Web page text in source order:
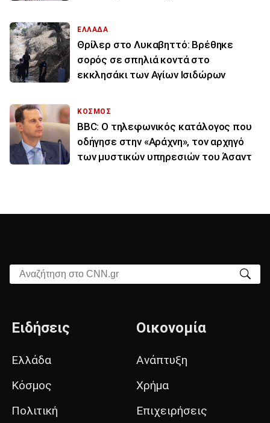
ΕΛΛΑΔΑ
Θρίλερ στο Λυκαβηττό: Βρέθηκε
σορός σε σπηλιά κοντά στο
εκκλησάκι των Αγίων Ισιδώρων
ΚΟΣΜΟΣ
BBC: Ο τηλεφωνικός κατάλογος που
οδήγησε στην «Αράχνη», τον αρχηγό
των μυστικών υπηρεσιών του Άσαντ
Αναζήτηση στο CNN.gr
Ειδήσεις
Ελλάδα
Κόσμος
Πολιτική
Οικονομία
Ανάπτυξη
Χρήμα
Επιχειρήσεις